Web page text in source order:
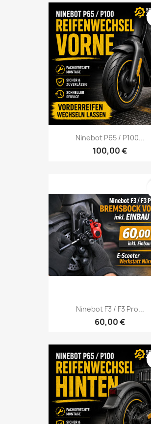
Ninebot P65 / P100...
100,00 €
Ninebot F3 / F3 Pro...
60,00 €